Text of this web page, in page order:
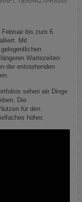
bis zum 6.
Mit
Wartezeiten
der entstehenden
sehen wir Dinge
Die
für den
höher.